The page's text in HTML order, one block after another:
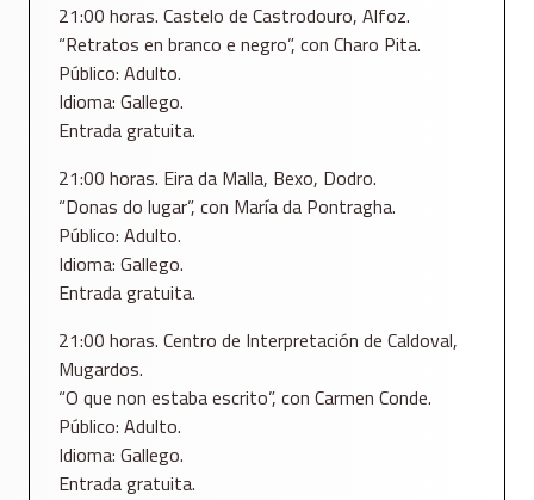
21:00 horas. Castelo de Castrodouro, Alfoz.
“Retratos en branco e negro”, con Charo Pita.
Público: Adulto.
Idioma: Gallego.
Entrada gratuita.
21:00 horas. Eira da Malla, Bexo, Dodro.
“Donas do lugar”, con María da Pontragha.
Público: Adulto.
Idioma: Gallego.
Entrada gratuita.
21:00 horas. Centro de Interpretación de Caldoval,
Mugardos.
“O que non estaba escrito”, con Carmen Conde.
Público: Adulto.
Idioma: Gallego.
Entrada gratuita.